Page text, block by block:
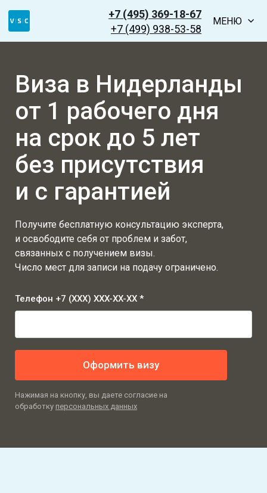
+7 (495) 369-18-67
+7 (499) 938-53-58
МЕНЮ
Виза в Нидерланды
от 1 рабочего дня
на срок до 5 лет
без присутствия
и с гарантией
Получите бесплатную консультацию эксперта,
и освободите себя от проблем и забот,
связанных с получением визы.
Число мест для записи на подачу ограничено.
Телефон +7 (XXX) XXX-XX-XX *
Оформить визу
Нажимая на кнопку, вы даете согласие на
обработку персональных данных